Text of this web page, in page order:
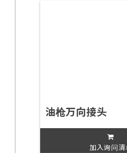
油枪万向接头
加入询问